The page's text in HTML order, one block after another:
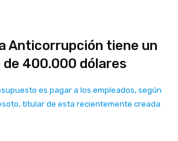
Anticorrupción tiene un
400.000 dólares
es pagar a los empleados, según
titular de esta recientemente creada